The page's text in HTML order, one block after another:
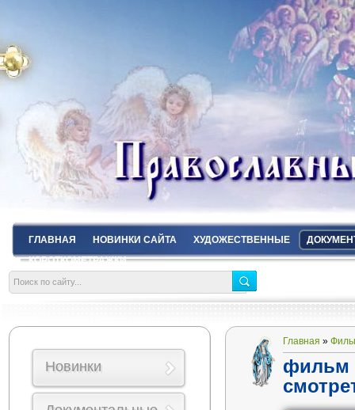
ГЛАВНАЯ НОВИНКИ САЙТА ХУДОЖЕСТВЕННЫЕ
КОРОТКОМЕТРАЖКИ
Главная »
фильм
Новинки